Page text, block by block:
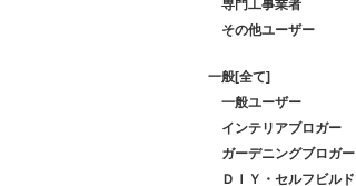
専門工事業者
その他ユーザー
一般[全て]
一般ユーザー
インテリアブロガー
ガーデニングブロガー
ＤＩＹ・セルフビルド